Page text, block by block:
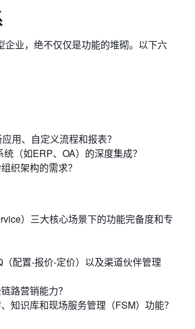
企业，绝不仅仅是功能的堆砌。以下六
用、自定义流程和报表？
（如ERP、OA）的深度集成？
织架构的需求？
）三大核心场景下的功能完备度和专
配置-报价-定价）以及渠道伙伴管理
路营销能力？
知识库和现场服务管理（FSM）功能？